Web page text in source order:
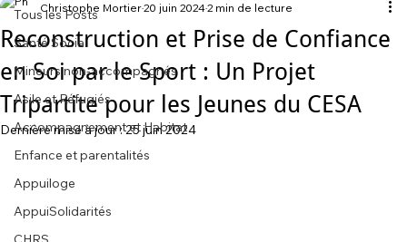
Tous les Posts
Santé Social
Mineurs non-accompagnés
Asile et Réfugiés
Accompagnement et Habitat
Enfance et parentalités
Appuiloge
AppuiSolidarités
Reconstruction et Prise de Confiance
en Soi par le Sport : Un Projet
Tripartite pour les Jeunes du CESA
Christophe Mortier20 juin 20242 min de lecture
Dernière mise à jour :25 juin 2024